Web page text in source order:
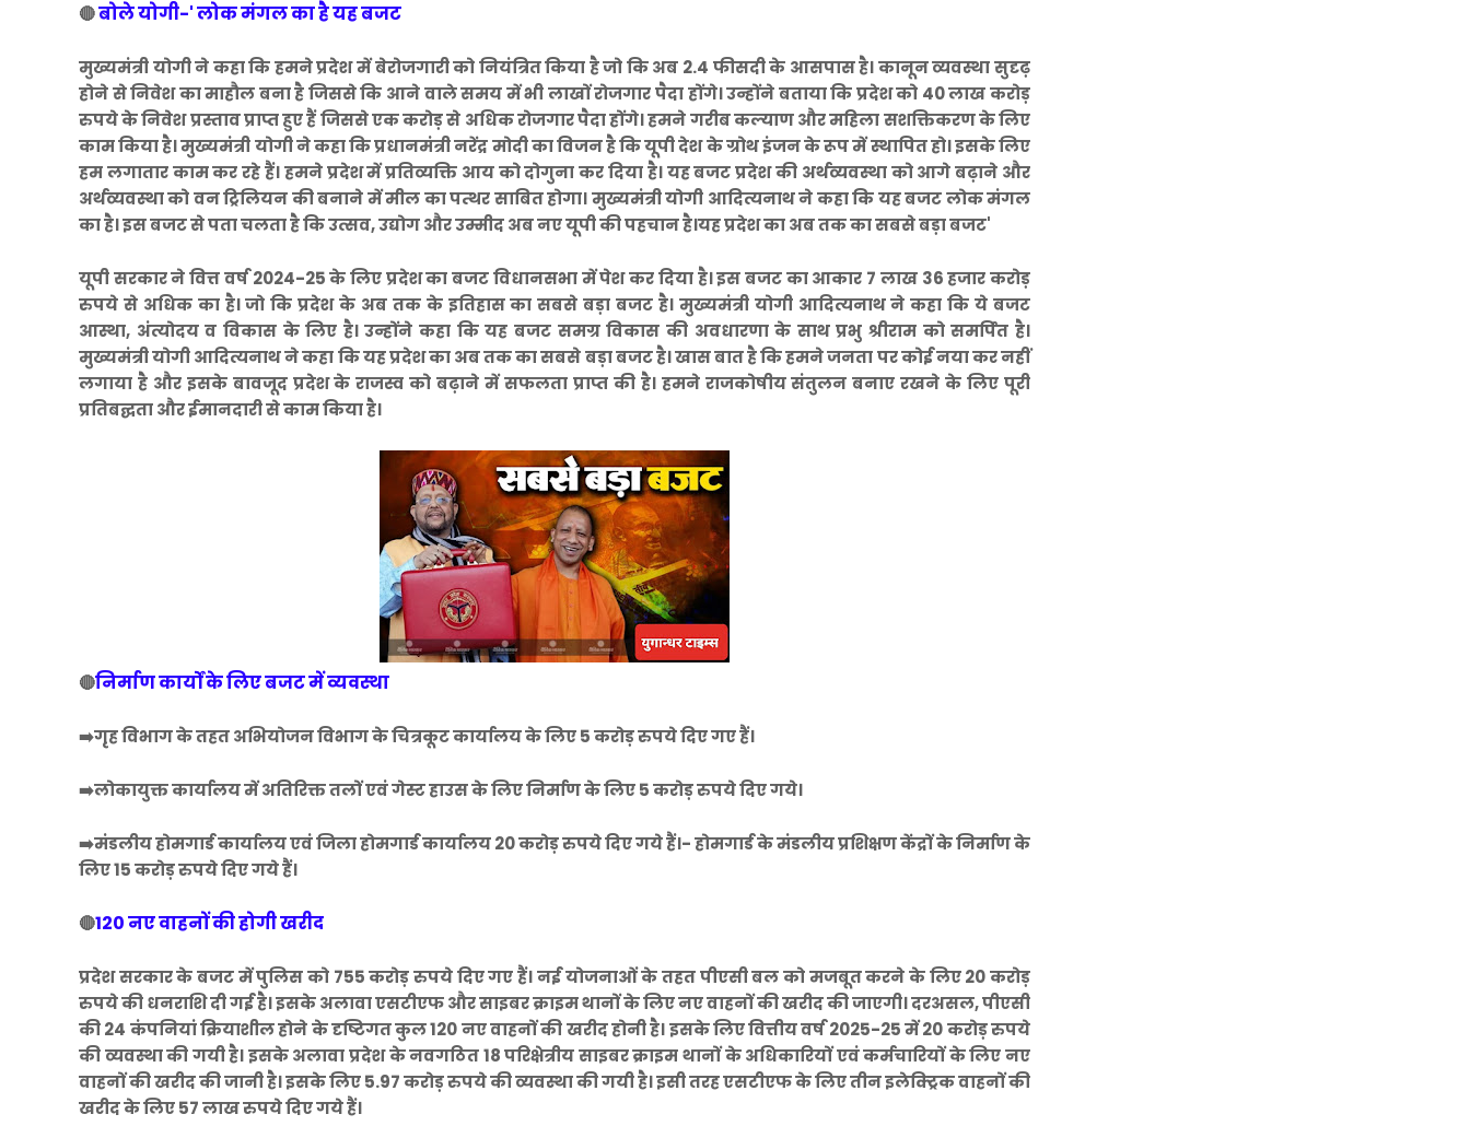
🔴बोले योगी-' लोक मंगल का है यह बजट
मुख्यमंत्री योगी ने कहा कि हमने प्रदेश में बेरोजगारी को नियंत्रित किया है जो कि अब 2.4 फीसदी के आसपास है। कानून व्यवस्था सुदृढ़
होने से निवेश का माहौल बना है जिससे कि आने वाले समय में भी लाखों रोजगार पैदा होंगे। उन्होंने बताया कि प्रदेश को 40 लाख करोड़
रुपये के निवेश प्रस्ताव प्राप्त हुए हैं जिससे एक करोड़ से अधिक रोजगार पैदा होंगे। हमने गरीब कल्याण और महिला सशक्तिकरण के लिए
काम किया है। मुख्यमंत्री योगी ने कहा कि प्रधानमंत्री नरेंद्र मोदी का विजन है कि यूपी देश के ग्रोथ इंजन के रूप में स्थापित हो। इसके लिए
हम लगातार काम कर रहे हैं। हमने प्रदेश में प्रतिव्यक्ति आय को दोगुना कर दिया है। यह बजट प्रदेश की अर्थव्यवस्था को आगे बढ़ाने और
अर्थव्यवस्था को वन ट्रिलियन की बनाने में मील का पत्थर साबित होगा। मुख्यमंत्री योगी आदित्यनाथ ने कहा कि यह बजट लोक मंगल
का है। इस बजट से पता चलता है कि उत्सव, उद्योग और उम्मीद अब नए यूपी की पहचान है।यह प्रदेश का अब तक का सबसे बड़ा बजट'
यूपी सरकार ने वित्त वर्ष 2024-25 के लिए प्रदेश का बजट विधानसभा में पेश कर दिया है। इस बजट का आकार 7 लाख 36 हजार करोड़
रुपये से अधिक का है। जो कि प्रदेश के अब तक के इतिहास का सबसे बड़ा बजट है। मुख्यमंत्री योगी आदित्यनाथ ने कहा कि ये बजट
आस्था, अंत्योदय व विकास के लिए है। उन्होंने कहा कि यह बजट समग्र विकास की अवधारणा के साथ प्रभु श्रीराम को समर्पित है।
मुख्यमंत्री योगी आदित्यनाथ ने कहा कि यह प्रदेश का अब तक का सबसे बड़ा बजट है। खास बात है कि हमने जनता पर कोई नया कर नहीं
लगाया है और इसके बावजूद प्रदेश के राजस्व को बढ़ाने में सफलता प्राप्त की है। हमने राजकोषीय संतुलन बनाए रखने के लिए पूरी
प्रतिबद्घता और ईमानदारी से काम किया है।
🔴निर्माण कार्यों के लिए बजट में व्यवस्था
➡️गृह विभाग के तहत अभियोजन विभाग के चित्रकूट कार्यालय के लिए 5 करोड़ रुपये दिए गए हैं।
➡️लोकायुक्त कार्यालय में अतिरिक्त तलों एवं गेस्ट हाउस के लिए निर्माण के लिए 5 करोड़ रुपये दिए गये।
➡️मंडलीय होमगार्ड कार्यालय एवं जिला होमगार्ड कार्यालय 20 करोड़ रुपये दिए गये हैं।- होमगार्ड के मंडलीय प्रशिक्षण केंद्रों के निर्माण के
लिए 15 करोड़ रुपये दिए गये हैं।
🔴120 नए वाहनों की होगी खरीद
प्रदेश सरकार के बजट में पुलिस को 755 करोड़ रुपये दिए गए हैं। नई योजनाओं के तहत पीएसी बल को मजबूत करने के लिए 20 करोड़
रुपये की धनराशि दी गई है। इसके अलावा एसटीएफ और साइबर क्राइम थानों के लिए नए वाहनों की खरीद की जाएगी। दरअसल, पीएसी
की 24 कंपनियां क्रियाशील होने के दृष्टिगत कुल 120 नए वाहनों की खरीद होनी है। इसके लिए वित्तीय वर्ष 2025-25 में 20 करोड़ रुपये
की व्यवस्था की गयी है। इसके अलावा प्रदेश के नवगठित 18 परिक्षेत्रीय साइबर क्राइम थानों के अधिकारियों एवं कर्मचारियों के लिए नए
वाहनों की खरीद की जानी है। इसके लिए 5.97 करोड़ रुपये की व्यवस्था की गयी है। इसी तरह एसटीएफ के लिए तीन इलेक्ट्रिक वाहनों की
खरीद के लिए 57 लाख रुपये दिए गये हैं।